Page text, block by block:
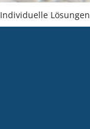
Individuelle Lösungen